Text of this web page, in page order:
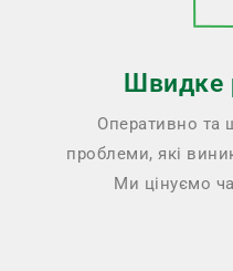
Швидке
Оперативно та
проблеми, які
Ми цінуємо